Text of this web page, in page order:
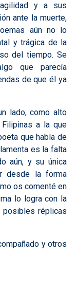
y a sus
ante la muerte,
aún no lo
y trágica de la
del tiempo. Se
que parecía
de que él ya
lado, como alto
a la que
que habla de
es la falta
aún, y su única
desde la forma
os comenté en
lo logra con la
posibles réplicas
y otros